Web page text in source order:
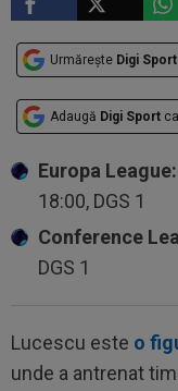
Urmărește Digi Sport
Adaugă Digi Sport
Europa
18:00, DGS 1
Conference
DGS 1
Lucescu este o
unde a antrenat